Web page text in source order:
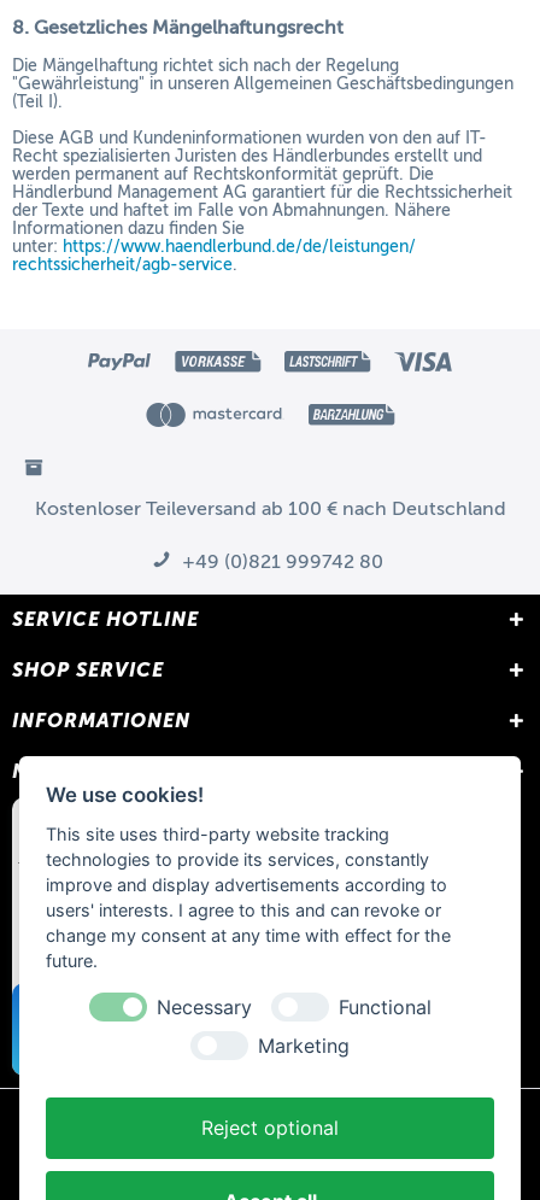
8. Gesetzliches Mängelhaftungsrecht
Die Mängelhaftung richtet sich nach der Regelung
"Gewährleistung" in unseren Allgemeinen Geschäftsbedingungen
(Teil I).
Diese AGB und Kundeninformationen wurden von den auf IT-
Recht spezialisierten Juristen des Händlerbundes erstellt und
werden permanent auf Rechtskonformität geprüft. Die
Händlerbund Management AG garantiert für die Rechtssicherheit
der Texte und haftet im Falle von Abmahnungen. Nähere
Informationen dazu finden Sie
unter: https://www.haendlerbund.de/de/leistungen/
rechtssicherheit/agb-service.
Kostenloser Teileversand ab 100 € nach Deutschland
+49 (0)821 999742 80
SERVICE HOTLINE
SHOP SERVICE
INFORMATIONEN
NEWSLETTER
* Alle Preise inkl. gesetzl. Mehrwertsteuer zzgl.
Nachnahmegebühren, wenn nicht anders beschrieben.
We use cookies!
This site uses third-party website tracking
technologies to provide its services, constantly
improve and display advertisements according to
users' interests. I agree to this and can revoke or
change my consent at any time with effect for the
future.
Necessary
Functional
Marketing
Reject optional